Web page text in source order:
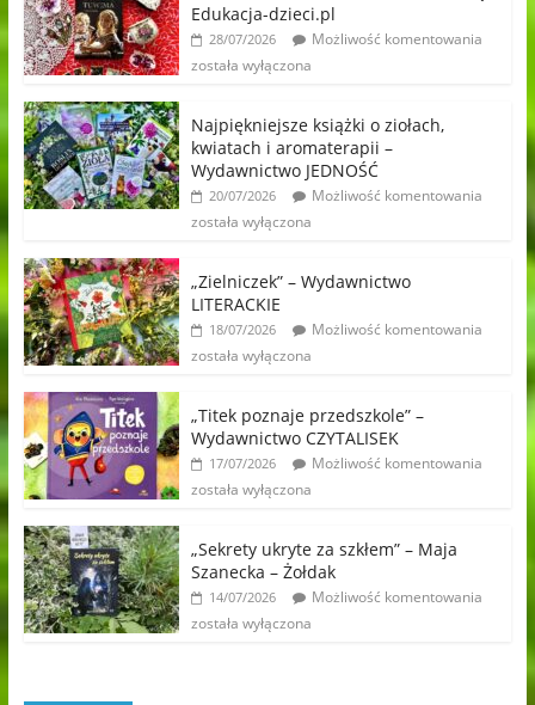
Edukacja-dzieci.pl
28/07/2026
Możliwość komentowania
została wyłączona
Najpiękniejsze książki o ziołach,
kwiatach i aromaterapii –
Wydawnictwo JEDNOŚĆ
20/07/2026
Możliwość komentowania
została wyłączona
„Zielniczek” – Wydawnictwo
LITERACKIE
18/07/2026
Możliwość komentowania
została wyłączona
„Titek poznaje przedszkole” –
Wydawnictwo CZYTALISEK
17/07/2026
Możliwość komentowania
została wyłączona
„Sekrety ukryte za szkłem” – Maja
Szanecka – Żołdak
14/07/2026
Możliwość komentowania
została wyłączona